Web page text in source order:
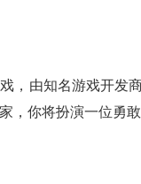
，由知名游戏开发
，你将扮演一位勇